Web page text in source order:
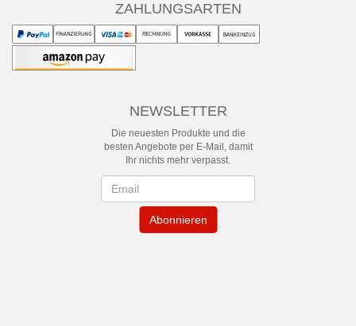
ZAHLUNGSARTEN
NEWSLETTER
Die neuesten Produkte und die
besten Angebote per E-Mail, damit
Ihr nichts mehr verpasst.
Abonnieren